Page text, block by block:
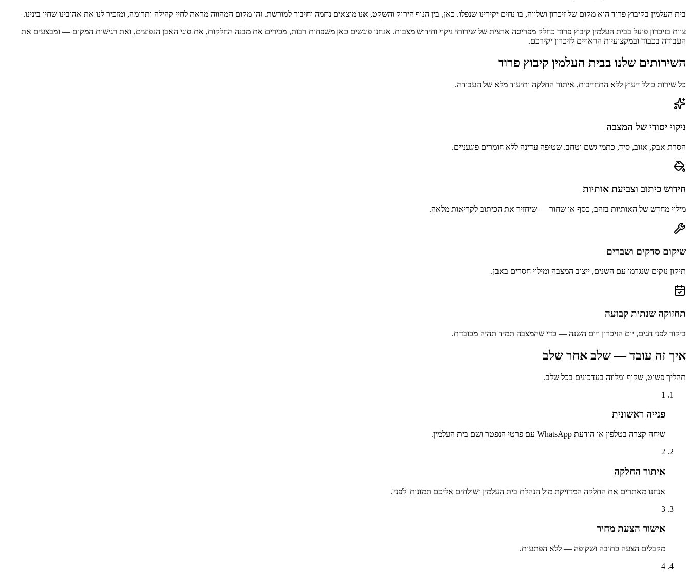
בית העלמין בקיבוץ פרוד הוא מקום של זיכרון ושלווה, בו נחים יקירינו שנפלו. כאן, בין הנוף הירוק והשקט, אנו מוצאים נחמה וחיבור למורשת. זהו מקום המהווה מראה לחיי קהילה ותרומה, ומזכיר לנו את אהובינו שחיו בינינו.
צוות בזיכרון פועל בבית העלמין קיבוץ פרוד כחלק מפריסה ארצית של שירותי ניקוי וחידוש מצבות. אנחנו פוגשים כאן משפחות רבות, מכירים את מבנה החלקות, את סוגי האבן הנפוצים, ואת רגישות המקום — ומבצעים את
העבודה בכבוד ובמקצועיות הראויים לזיכרון יקירכם.
השירותים שלנו בבית העלמין קיבוץ פרוד
כל שירות כולל ייעוץ ללא התחייבות, איתור החלקה ותיעוד מלא של העבודה.
ניקוי יסודי של המצבה
הסרת אבק, אזוב, סיד, כתמי גשם וטחב. שטיפה עדינה ללא חומרים פוגעניים.
חידוש כיתוב וצביעת אותיות
מילוי מחדש של האותיות בזהב, כסף או שחור — שיחזיר את הכיתוב לקריאות מלאה.
שיקום סדקים ושברים
תיקון נזקים שנגרמו עם השנים, ייצוב המצבה ומילוי חסרים באבן.
תחזוקה שנתית קבועה
ביקור לפני חגים, יום הזיכרון ויום השנה — כדי שהמצבה תמיד תהיה מכובדת.
איך זה עובד — שלב אחר שלב
תהליך פשוט, שקוף ומלווה בעדכונים בכל שלב.
1
פנייה ראשונית
שיחה קצרה בטלפון או הודעת WhatsApp עם פרטי הנפטר ושם בית העלמין.
2
איתור החלקה
אנחנו מאתרים את החלקה המדויקת מול הנהלת בית העלמין ושולחים אליכם תמונות 'לפני'.
3
אישור הצעת מחיר
מקבלים הצעה כתובה ושקופה — ללא הפתעות.
4